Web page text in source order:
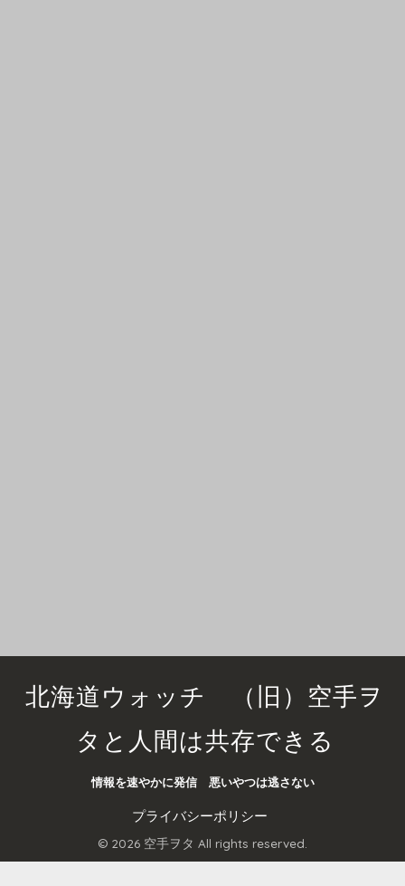
北海道ウォッチ （旧）空手ヲ
タと人間は共存できる
情報を速やかに発信 悪いやつは逃さない
プライバシーポリシー
© 2026 空手ヲタ All rights reserved.